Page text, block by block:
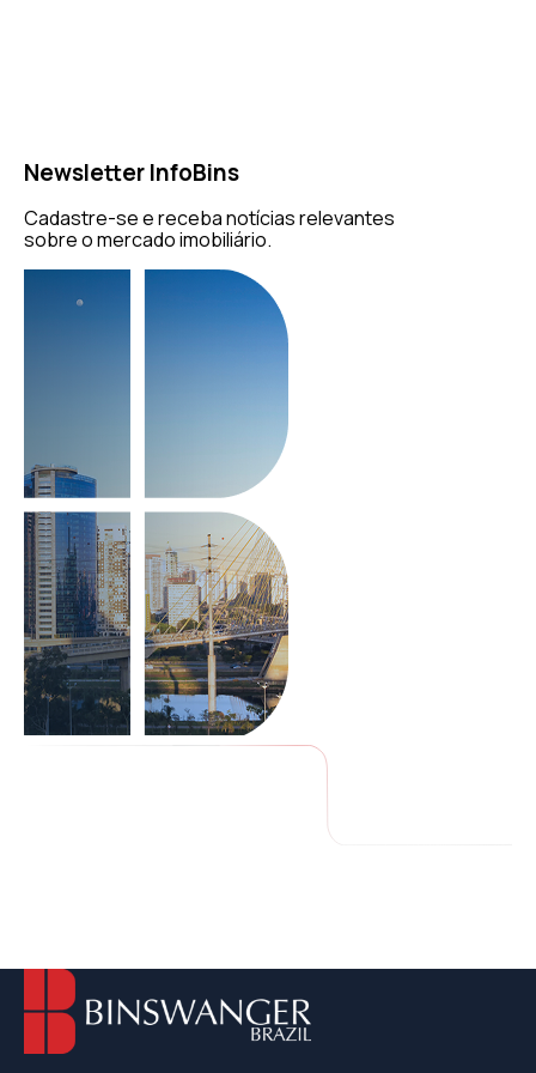
Newsletter InfoBins
Cadastre-se e receba notícias relevantes
sobre o mercado imobiliário.